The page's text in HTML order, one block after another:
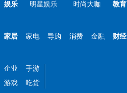
娱乐 明星娱乐 时尚大咖 教育
家居 家电 导购 消费 金融 财经
企业
手游
游戏
吃货